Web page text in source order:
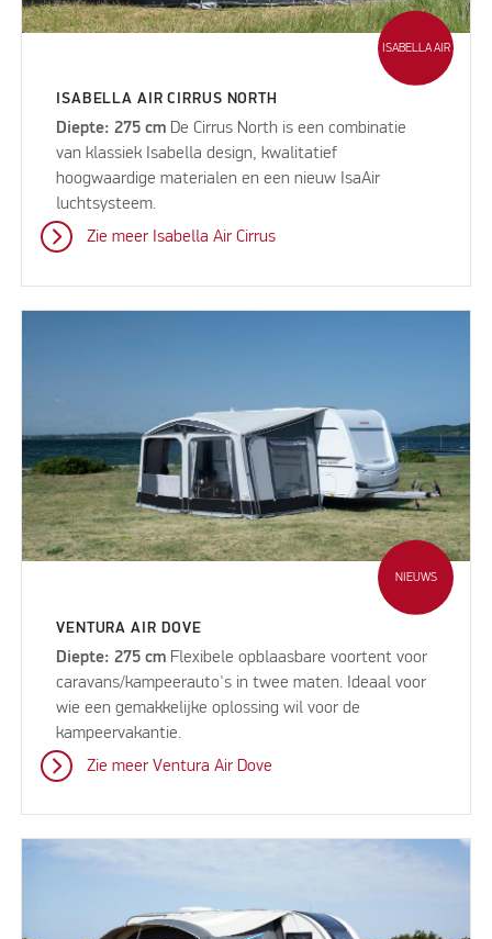
ISABELLA AIR
ISABELLA AIR CIRRUS NORTH
Diepte: 275 cm De Cirrus North is een combinatie
van klassiek Isabella design, kwalitatief
hoogwaardige materialen en een nieuw IsaAir
luchtsysteem.
Zie meer Isabella Air Cirrus
NIEUWS
VENTURA AIR DOVE
Diepte: 275 cm Flexibele opblaasbare voortent voor
caravans/kampeerauto's in twee maten. Ideaal voor
wie een gemakkelijke oplossing wil voor de
kampeervakantie.
Zie meer Ventura Air Dove